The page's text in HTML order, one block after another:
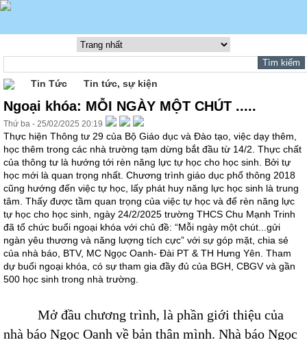
Tin Tức Tin tức, sự kiện
Ngoại khóa: MỖI NGÀY MỘT CHÚT .....
Thứ ba - 25/02/2025 20:19
Thực hiện Thông tư 29 của Bộ Giáo dục và Đào tạo, việc dạy thêm,
học thêm trong các nhà trường tạm dừng bắt đầu từ 14/2. Thực chất
của thông tư là hướng tới rèn năng lực tự học cho học sinh. Bởi tự
học mới là quan trọng nhất. Chương trình giáo dục phổ thông 2018
cũng hướng đến việc tự học, lấy phát huy năng lực học sinh là trung
tâm. Thấy được tầm quan trọng của việc tự học và để rèn năng lực
tự học cho học sinh, ngày 24/2/2025 trường THCS Chu Mạnh Trinh
đã tổ chức buổi ngoại khóa với chủ đề: “Mỗi ngày một chút...gửi
ngàn yêu thương và năng lượng tích cực” với sự góp mặt, chia sẻ
của nhà báo, BTV, MC Ngọc Oanh- Đài PT & TH Hưng Yên. Tham
dự buổi ngoại khóa, có sự tham gia đầy đủ của BGH, CBGV và gần
500 học sinh trong nhà trường.
Mở đầu chương trình, là phần giới thiệu của
nhà báo Ngọc Oanh về bản thân mình. Nhà báo Ngọc